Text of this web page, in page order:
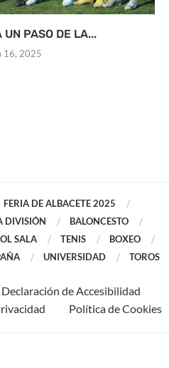
UN PASO DE LA...
16, 2025
FERIA DE ALBACETE 2025
DIVISIÓN
BALONCESTO
SALA TENIS
BOXEO
UNIVERSIDAD TOROS
Declaración de Accesibilidad
Política de Cookies